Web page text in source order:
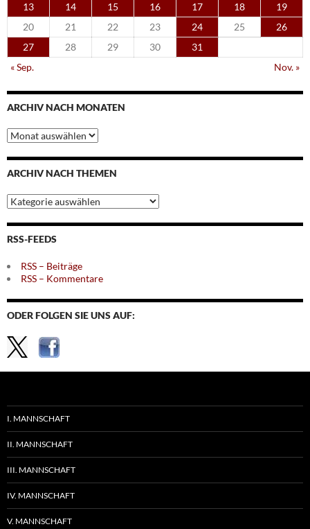
13
14 15 16 17 18
19
20
21 22 23 24 25
26
27
28 29 30
31
« Sep.
Nov. »
ARCHIV NACH MONATEN
Archiv
nach
Monaten
ARCHIV NACH THEMEN
Archiv
nach
Themen
RSS-FEEDS
RSS – Beiträge
RSS – Kommentare
ODER FOLGEN SIE UNS AUF:
I. MANNSCHAFT
II. MANNSCHAFT
III. MANNSCHAFT
IV. MANNSCHAFT
V. MANNSCHAFT